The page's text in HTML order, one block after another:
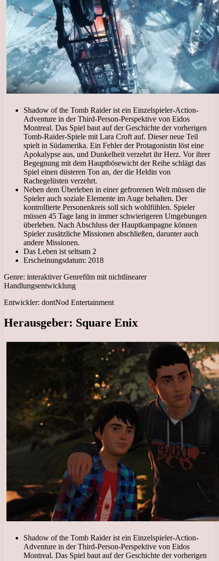
Shadow of the Tomb Raider ist ein Einzelspieler-Action-
Adventure in der Third-Person-Perspektive von Eidos
Montreal. Das Spiel baut auf der Geschichte der vorherigen
Tomb-Raider-Spiele mit Lara Croft auf. Dieser neue Teil
spielt in Südamerika. Ein Fehler der Protagonistin löst eine
Apokalypse aus, und Dunkelheit verzehrt ihr Herz. Vor ihrer
Begegnung mit dem Hauptbösewicht der Reihe schlägt das
Spiel einen düsteren Ton an, der die Heldin von
Rachegelüsten verzehrt.
Neben dem Überleben in einer gefrorenen Welt müssen die
Spieler auch soziale Elemente im Auge behalten. Der
kontrollierte Personenkreis soll sich wohlfühlen. Spieler
müssen 45 Tage lang in immer schwierigeren Umgebungen
überleben. Nach Abschluss der Hauptkampagne können
Spieler zusätzliche Missionen abschließen, darunter auch
andere Missionen.
Das Leben ist seltsam 2
Erscheinungsdatum: 2018
Genre: interaktiver Genrefilm mit nichtlinearer
Handlungsentwicklung
Entwickler: dontNod Entertainment
Herausgeber: Square Enix
Shadow of the Tomb Raider ist ein Einzelspieler-Action-
Adventure in der Third-Person-Perspektive von Eidos
Montreal. Das Spiel baut auf der Geschichte der vorherigen